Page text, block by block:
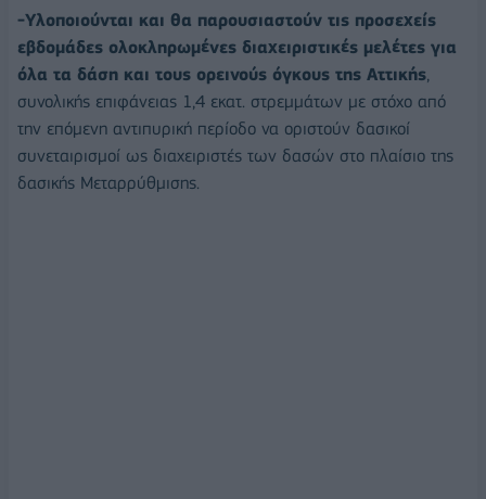
-Υλοποιούνται και θα παρουσιαστούν τις προσεχείς
εβδομάδες ολοκληρωμένες διαχειριστικές μελέτες για
όλα τα δάση και τους ορεινούς όγκους της Αττικής
συνολικής επιφάνειας 1,4 εκατ. στρεμμάτων με στόχο από
την επόμενη αντιπυρική περίοδο να οριστούν δασικοί
συνεταιρισμοί ως διαχειριστές των δασών στο πλαίσιο της
δασικής Μεταρρύθμισης.